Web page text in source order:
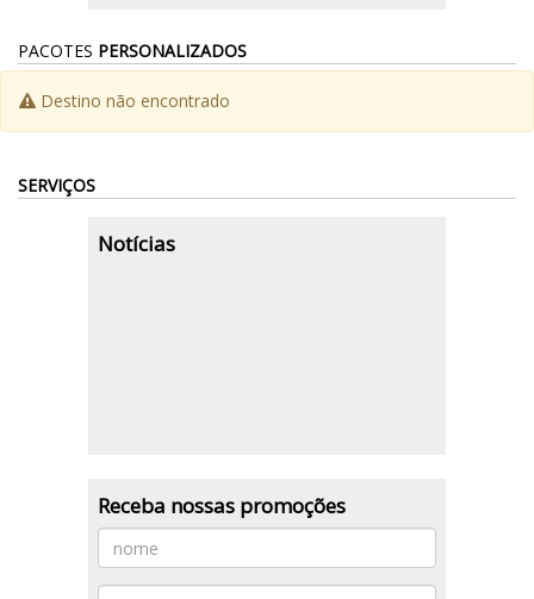
PACOTES PERSONALIZADOS
Destino não encontrado
SERVIÇOS
Notícias
Receba nossas promoções